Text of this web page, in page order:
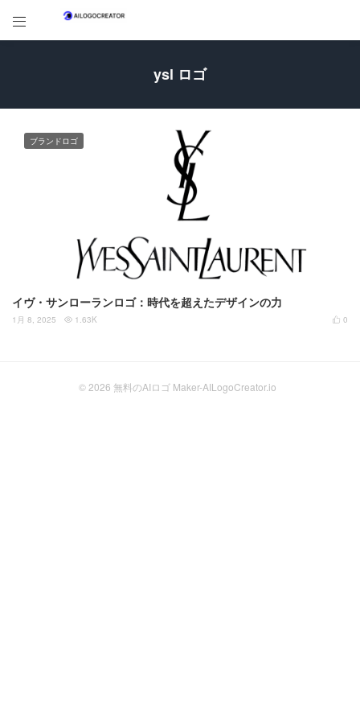

ysl ロゴ
イヴ・サンローランロゴ：時代を超えたデザインの力
ブランドロゴ
 0
1月 8, 2025  1.63K
© 2026 無料のAIロゴ Maker-AILogoCreator.io